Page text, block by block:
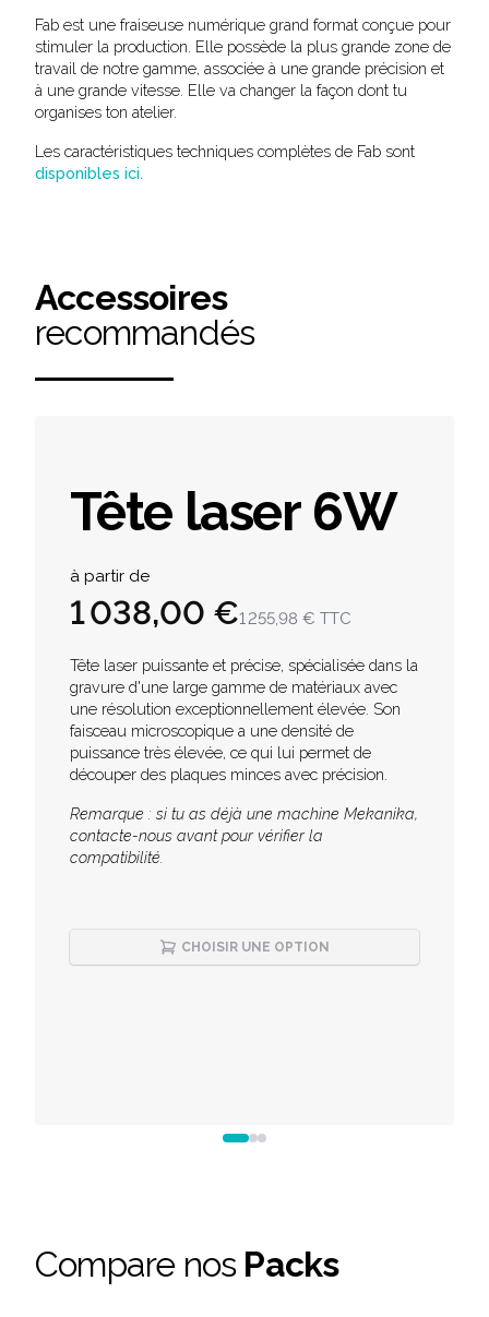
Fab est une fraiseuse numérique grand format conçue pour
stimuler la production. Elle possède la plus grande zone de
travail de notre gamme, associée à une grande précision et
à une grande vitesse. Elle va changer la façon dont tu
organises ton atelier.
Les caractéristiques techniques complètes de Fab sont
disponibles ici
Accessoires
recommandés
Tête laser 6W
Product information
à partir de
1 038,00 €1 255,98 € TTC
Description
Tête laser puissante et précise, spécialisée dans la
gravure d'une large gamme de matériaux avec
une résolution exceptionnellement élevée. Son
faisceau microscopique a une densité de
puissance très élevée, ce qui lui permet de
découper des plaques minces avec précision.
Remarque : si tu as déjà une machine Mekanika,
contacte-nous avant pour vérifier la
compatibilité.
CHOISIR UNE OPTION
Compare nos Packs